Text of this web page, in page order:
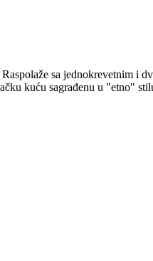
sa jednokrevetnim i
kuću sagrađenu u "etno"